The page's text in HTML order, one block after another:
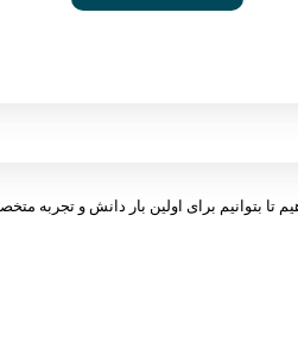
برای اولین بار دانش و تجربه